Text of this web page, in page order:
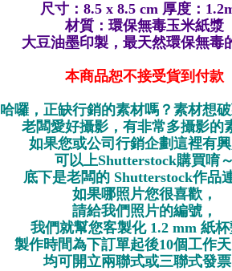
尺寸：8.5 x 8.5 cm 厚度：
材質：環保無毒玉米紙漿
大豆油墨印製，最天然環保無毒
本商品恕不接受貨到付款
哈囉，正缺行銷的素材嗎？素材想
老闆愛好攝影，有非常多攝影的
如果您或公司行銷企劃這裡有興
可以上Shutterstock購買唷～
底下是老闆的 Shutterstock作品
如果哪照片您很喜歡，
請給我們照片的編號，
我們就幫您客製化 1.2 mm 紙杯
製作時間為下訂單起後10個工作天
均可開立兩聯式或三聯式發票